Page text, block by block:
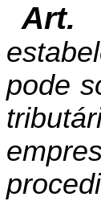
Art.
pode